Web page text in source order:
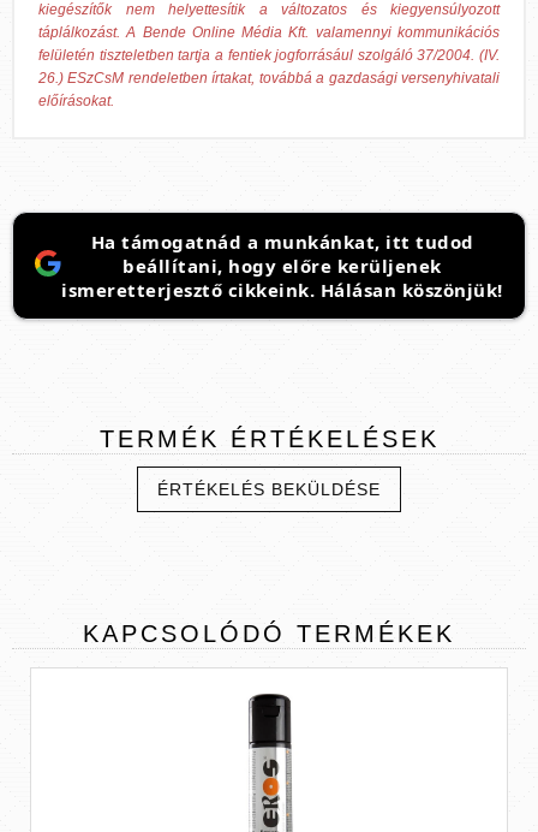
kiegészítők nem helyettesítik a változatos és kiegyensúlyozott
táplálkozást. A Bende Online Média Kft. valamennyi kommunikációs
felületén tiszteletben tartja a fentiek jogforrásául szolgáló 37/2004. (IV.
26.) ESzCsM rendeletben írtakat, továbbá a gazdasági versenyhivatali
előírásokat.
Ha támogatnád a munkánkat, itt tudod
beállítani, hogy előre kerüljenek
ismeretterjesztő cikkeink. Hálásan köszönjük!
TERMÉK ÉRTÉKELÉSEK
ÉRTÉKELÉS BEKÜLDÉSE
KAPCSOLÓDÓ TERMÉKEK